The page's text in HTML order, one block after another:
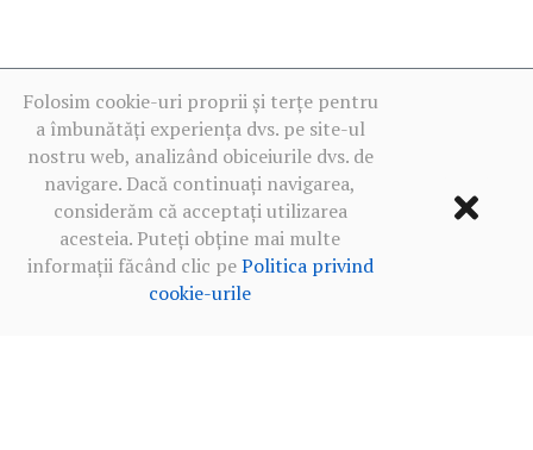
Folosim cookie-uri proprii și terțe pentru
a îmbunătăți experiența dvs. pe site-ul
nostru web, analizând obiceiurile dvs. de
navigare. Dacă continuați navigarea,
considerăm că acceptați utilizarea
acesteia. Puteți obține mai multe
informații făcând clic pePolitica privind
cookie-urile